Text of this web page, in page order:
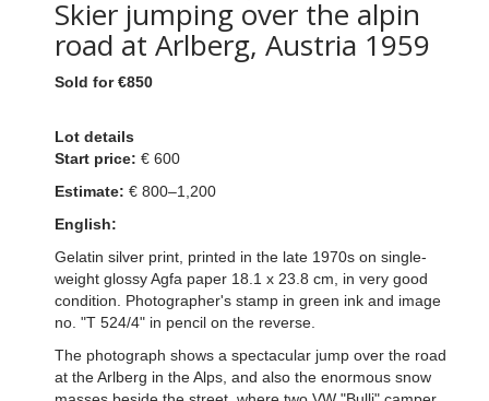
Skier jumping over the alpin
road at Arlberg, Austria 1959
Sold for €850
Lot details
Start price: € 600
Estimate: € 800–1,200
English:
Gelatin silver print, printed in the late 1970s on single-
weight glossy Agfa paper 18.1 x 23.8 cm, in very good
condition. Photographer's stamp in green ink and image
no. "T 524/4" in pencil on the reverse.
The photograph shows a spectacular jump over the road
at the Arlberg in the Alps, and also the enormous snow